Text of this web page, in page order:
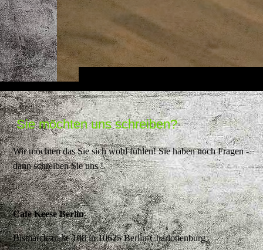
Sie möchten uns schreiben?
Wir möchten das Sie sich wohl fühlen! Sie haben noch Fragen -
dann schreiben Sie uns !
Café Keese Berlin
Bismarckstraße 108 in 10625 Berlin-Charlottenburg